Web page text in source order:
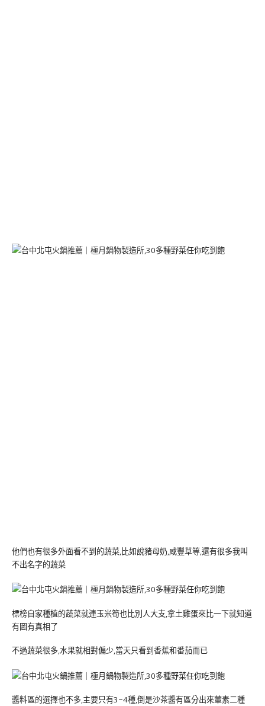
他們也有很多外面看不到的蔬菜,比如說豬母奶,咸豐草等,還有很多我叫
不出名字的蔬菜
標榜自家種植的蔬菜就連玉米筍也比別人大支,拿土雞蛋來比一下就知道
有圖有真相了
不過蔬菜很多,水果就相對偏少,當天只看到香蕉和番茄而已
醬料區的選擇也不多,主要只有3~4種,倒是沙茶醬有區分出來葷素二種